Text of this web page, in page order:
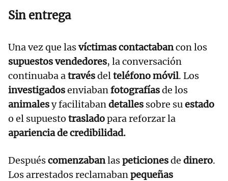
Sin entrega
Una vez que lasvíctimas contactabancon los
supuestos vendedores, la conversación
continuaba atravésdelteléfono móvil. Los
investigadosenviabanfotografíasde los
animalesy facilitabandetalles sobre suestado
o el supuesto trasladopara reforzar la
apariencia de credibilidad.
Despuéscomenzabanlaspeticionesde dinero.
Los arrestados reclamabanpequeñas